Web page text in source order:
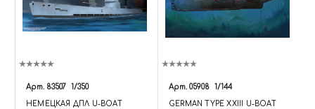
Арт. 83507 1/350
НЕМЕЦКАЯ ДПЛ U-BOAT
Арт. 05908 1/144
GERMAN TYPE XXIII U-BOAT